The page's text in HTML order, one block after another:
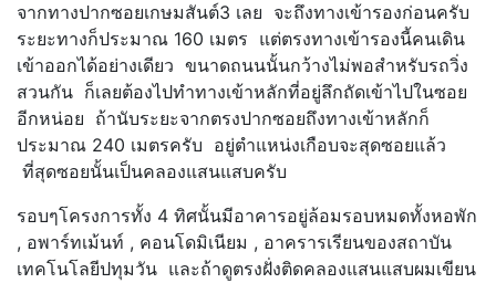
จากทางปากซอยเกษมสันต์3 เลย จะถึงทางเข้ารองก่อนครับ
ระยะทางก็ประมาณ 160 เมตร แต่ตรงทางเข้ารองนี้คนเดิน
เข้าออกได้อย่างเดียว ขนาดถนนนั้นกว้างไม่พอสำหรับรถวิ่ง
สวนกัน ก็เลยต้องไปทำทางเข้าหลักที่อยู่ลึกถัดเข้าไปในซอย
อีกหน่อย ถ้านับระยะจากตรงปากซอยถึงทางเข้าหลักก็
ประมาณ 240 เมตรครับ อยู่ตำแหน่งเกือบจะสุดซอยแล้ว
ที่สุดซอยนั้นเป็นคลองแสนแสบครับ
รอบๆโครงการทั้ง 4 ทิศนั้นมีอาคารอยู่ล้อมรอบหมดทั้งหอพัก
, อพาร์ทเม้นท์ , คอนโดมิเนียม , อาครารเรียนของสถาบัน
เทคโนโลยีปทุมวัน และถ้าดูตรงฝั่งติดคลองแสนแสบผมเขียน